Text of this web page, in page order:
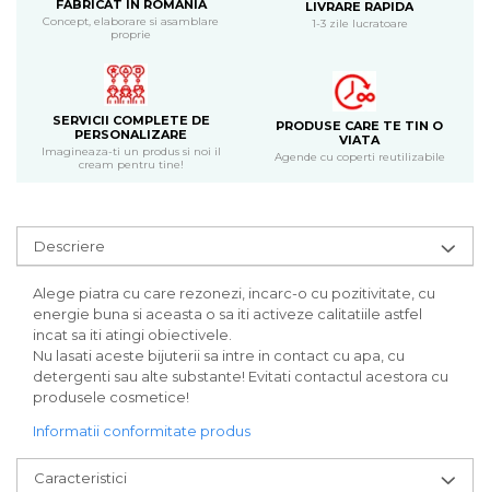
CERCEI ZAMAC
Ateliere - planse cu nisip colorat
FABRICAT IN ROMANIA
Concept, elaborare si asamblare
proprie
LIVRARE RAPIDA
1-3 zile lucratoare
SERVICII COMPLETE DE
PERSONALIZARE
Imagineaza-ti un produs si noi il
cream pentru tine!
PRODUSE CARE TE TIN O
VIATA
Agende cu coperti reutilizabile
Descriere
Alege piatra cu care rezonezi, incarc-o cu pozitivitate, cu
energie buna si aceasta o sa iti activeze calitatiile astfel
incat sa iti atingi obiectivele.
Nu lasati aceste bijuterii sa intre in contact cu apa, cu
detergenti sau alte substante! Evitati contactul acestora cu
produsele cosmetice!
Informatii conformitate produs
Caracteristici